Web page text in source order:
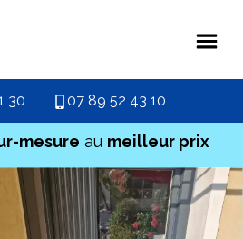
30 07 89 52 43 10
mesure au meilleur prix